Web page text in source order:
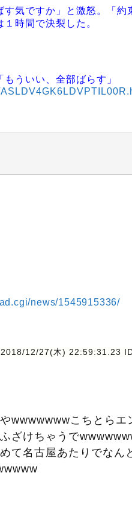
気ですか」と激怒。「約
時間で決裂した。
ういい、全部ばらす」
news/1545915336/
12/27(木) 22:59:31.23
wwwwwwwこちとらエ
ざけちゃうで
て名古屋あたりでなん